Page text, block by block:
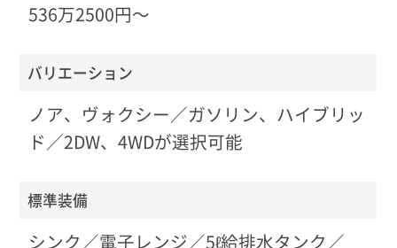
536万2500円〜
バリエーション
ノア、ヴォクシー／ガソリン、ハイブリッ
ド／2DW、4WDが選択可能
標準装備
シンク／電子レンジ／5ℓ給排水タンク／